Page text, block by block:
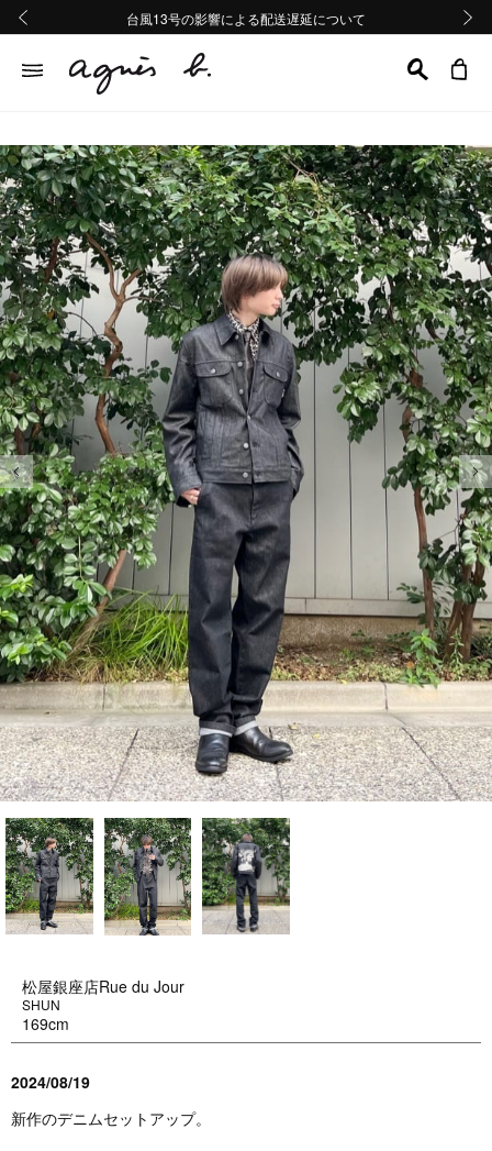
熊本地域地震の影響による配送遅延について
Summer Sale 2buy10%OFF!!
台風13号の影響による配送遅延について
熊本地域地震の影響による配送遅延について
Summer Sale 2buy10%OFF!!
前の画像 次
松屋銀座店Rue du Jour
SHUN
169cm
2024/08/19
新作のデニムセットアップ。